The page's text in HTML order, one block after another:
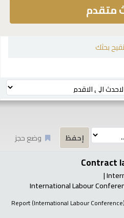
متقدم
بحثك
وضع حجز
Contract
International Labour
Report (International Labour Conference)